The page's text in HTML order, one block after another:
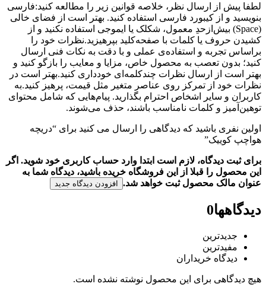
لطفا پیش از ارسال نظر، خلاصه قوانین زیر را مطالعه کنید:فارسی
بنویسید و از کیبورد فارسی استفاده کنید. بهتر است از فضای خالی
(Space) بیش‌از‌حدِ معمول، شکلک یا ایموجی استفاده نکنید و از
کشیدن حروف یا کلمات با صفحه‌کلید بپرهیزید.نظرات خود را
براساس تجربه و استفاده‌ی عملی و با دقت به نکات فنی ارسال
کنید؛ بدون تعصب به محصول خاص، مزایا و معایب را بازگو کنید و
بهتر است از ارسال نظرات چندکلمه‌‌ای خودداری کنید.بهتر است در
نظرات خود از تمرکز روی عناصر متغیر مثل قیمت، پرهیز کنید.به
کاربران و سایر اشخاص احترام بگذارید. پیام‌هایی که شامل محتوای
توهین‌آمیز و کلمات نامناسب باشند، حذف می‌شوند.
اولین نفری باشید که دیدگاهی را ارسال می کنید برای “دریچه
هواچپ کوییک”
برای ثبت دیدگاه، لازم است ابتدا وارد حساب کاربری خود شوید. اگر
این محصول را قبلا از این فروشگاه خریده باشید، دیدگاه شما به
عنوان مالک محصول ثبت خواهد شد. افزودن دیدگاه جدید
دیدگاهها0
جدیدترین
مفیدترین
دیدگاه خریداران
هیچ دیدگاهی برای این محصول نوشته نشده است.